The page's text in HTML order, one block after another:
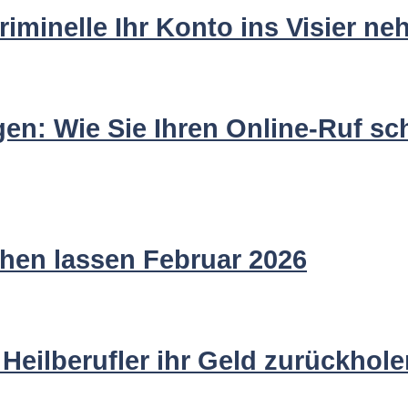
Ihr Konto ins Visier
Wie Sie Ihren Online-Ruf
lassen Februar 2026
ihr Geld